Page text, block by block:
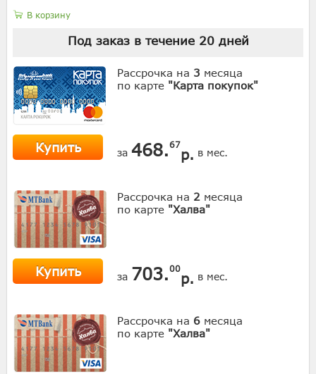
В корзину
Под заказ в течение 20дней
Рассрочка на 3 месяца
по карте "Карта покупок"
Купить за 468.67
р. в мес.
Рассрочка на 2 месяца
по карте "Халва"
Купить за 703.00
р. в мес.
Рассрочка на 6 месяца
по карте "Халва"